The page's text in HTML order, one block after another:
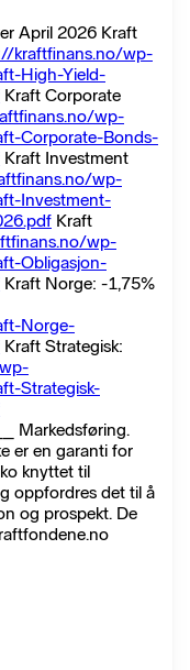
April 2026 Kraft
kraftfinans.no/wp-
High-Yield-
Kraft Corporate
wp-
Corporate-Bonds-
Kraft Investment
wp-
Investment-
Kraft
wp-
Obligasjon-
Kraft Norge: -1,75%
Norge-
Kraft Strategisk:
Strategisk-
Markedsføring.
er en garanti for
knyttet til
oppfordres det til å
og prospekt. De